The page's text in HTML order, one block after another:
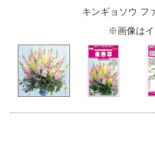
キンギョソウ フ
※画像はイ